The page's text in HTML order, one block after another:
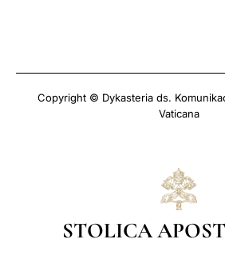
Copyright © Dykasteria ds.
Vaticana
STOLICA